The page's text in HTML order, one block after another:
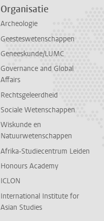
Organisatie
Archeologie
Geesteswetenschappen
Geneeskunde/LUMC
Governance and Global
Affairs
Rechtsgeleerdheid
Sociale Wetenschappen
Wiskunde en
Natuurwetenschappen
Afrika-Studiecentrum Leiden
Honours Academy
ICLON
International Institute for
Asian Studies